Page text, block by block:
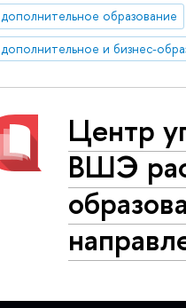
дополнительное образование
Центр
ВШЭ